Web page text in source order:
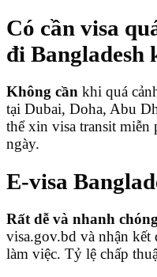
Có cần visa
đi Bangladesh
Không cần khi quá
tại Dubai, Doha, Abu
thể xin visa transit miễn
ngày.
E-visa
Rất dễ và nhanh
visa.gov.bd và nhận
làm việc. Tỷ lệ chấp